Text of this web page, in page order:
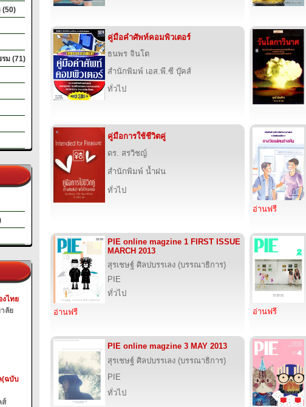
(50)
รม (71)
งไทย
ลัย
(ฉบับ
ส์
คู่มือคำศัพท์คอมพิวเตอร์
ธนพร จินโต
สำนักพิมพ์ เอส.พี.ซี บุ๊คส์
ทั่วไป
คู่มือการใช้ชีวิตคู่
ดร. สรวิชญ์
สำนักพิมพ์ น้ำฝน
ทั่วไป
อ่านฟรี
PIE online magzine 1 FIRST ISSUE
MARCH 2013
สุรเชษฐ์ ศิลปบรรเลง (บรรณาธิการ)
PIE
ทั่วไป
อ่านฟรี อ่านฟรี
PIE online magzine 3 MAY 2013
สุรเชษฐ์ ศิลปบรรเลง (บรรณาธิการ)
PIE
ทั่วไป